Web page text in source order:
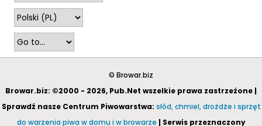
© Browar.biz
Browar.biz: ©2000 - 2026, Pub.Net wszelkie prawa zastrzeżone |
Sprawdź nasze Centrum Piwowarstwa: słód, chmiel, drożdże i sprzęt
do warzenia piwa w domu i w browarze | Serwis przeznaczony